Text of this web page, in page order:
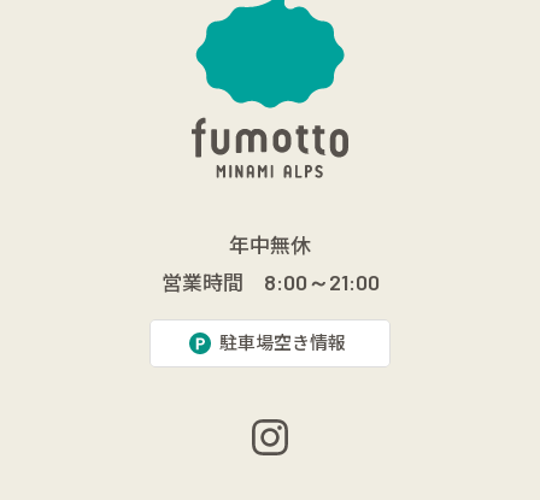
年中無休
営業時間
8:00～21:00
駐車場空き情報